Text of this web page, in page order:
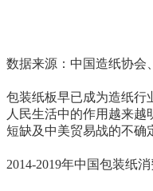
数据来源：中国造纸协会
包装纸板早已成为造纸行
人民生活中的作用越来
短缺及中美贸易战的不确
2014-2019年中国包装纸